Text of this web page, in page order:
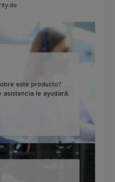
este producto?
asistencia le ayudará.